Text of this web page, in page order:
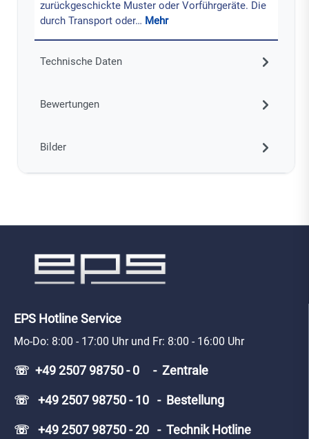
zurückgeschickte Muster oder Vorführgeräte. Die
durch Transport oder… Mehr
Technische Daten
Bewertungen
Bilder
EPS Hotline Service
Mo-Do: 8:00 - 17:00 Uhr und Fr: 8:00 - 16:00 Uhr
☏ +49 2507 98750 - 0 - Zentrale
☏ +49 2507 98750 - 10 - Bestellung
☏ +49 2507 98750 - 20 - Technik Hotline